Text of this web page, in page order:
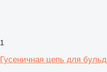
1
Гусеничная цепь для